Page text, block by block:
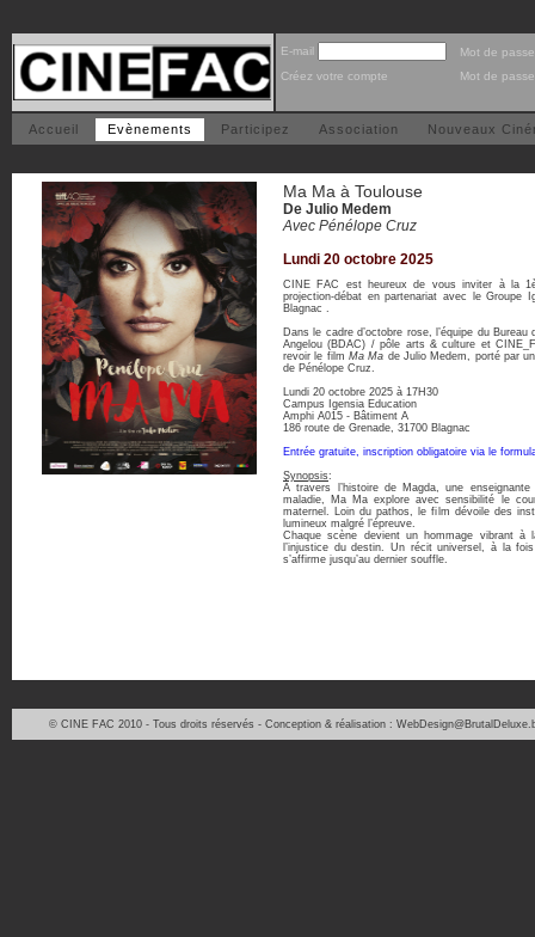
E-mail
Mot de passe
Créez votre compte
Mot de
Accueil Evènements Participez Association Nouveaux
Ma Ma à Toulouse
De Julio Medem
Avec Pénélope Cruz
Lundi 20 octobre 2025
CINE FAC est heureux de vous inviter à la
projection-débat en partenariat avec le Groupe
Blagnac .
Dans le cadre d’octobre rose, l’équipe du
Angelou (BDAC) / pôle arts & culture et
revoir le film Ma Ma de Julio Medem, porté par
de Pénélope Cruz.
Lundi 20 octobre 2025 à 17H30
Campus Igensia Education
Amphi A015 - Bâtiment A
186 route de Grenade, 31700 Blagnac
Entrée gratuite, inscription obligatoire via le
Synopsis:
À travers l’histoire de Magda, une
maladie, Ma Ma explore avec sensibilité le
maternel. Loin du pathos, le film dévoile des
lumineux malgré l’épreuve.
Chaque scène devient un hommage vibrant
l’injustice du destin. Un récit universel, à la
s’affirme jusqu’au dernier souffle.
© CINE FAC 2010 - Tous droits réservés - Conception & réalisation :